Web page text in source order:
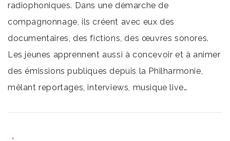
radiophoniques. Dans une démarche de
compagnonnage, ils créent avec eux des
documentaires, des fictions, des œuvres sonores.
Les jeunes apprennent aussi à concevoir et à animer
des émissions publiques depuis la Philharmonie,
mêlant reportages, interviews, musique live…